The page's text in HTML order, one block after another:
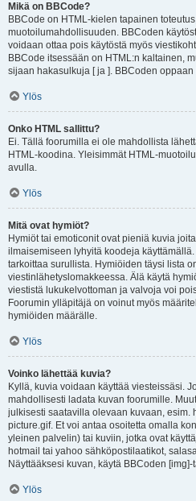
Mikä on BBCode?
BBCode on HTML-kielen tapainen
muotoilumahdollisuuden. BBCoden
voidaan ottaa pois käytöstä myös
BBCode itsessään on HTML:n kaltainen,
sijaan hakasulkuja [ ja ]. BBCoden
Ylös
Onko HTML sallittu?
Ei. Tällä foorumilla ei ole mahdollista
HTML-koodina. Yleisimmät HTML-
avulla.
Ylös
Mitä ovat hymiöt?
Hymiöt tai emoticonit ovat pieniä kuvia
ilmaisemiseen lyhyitä koodeja
tarkoittaa surullista. Hymiöiden täysi lista
viestinlähetyslomakkeessa. Älä käytä
viestistä lukukelvottoman ja valvoja voi
Foorumin ylläpitäjä on voinut myös
hymiöiden määrälle.
Ylös
Voinko lähettää kuvia?
Kyllä, kuvia voidaan käyttää viesteissäsi.
mahdollisesti ladata kuvan foorumille.
julkisesti saatavilla olevaan kuvaan, esim.
picture.gif. Et voi antaa osoitetta omalla
yleinen palvelin) tai kuviin, jotka ovat
hotmail tai yahoo sähköpostilaatikot,
Näyttääksesi kuvan, käytä BBCoden [img]-
Ylös